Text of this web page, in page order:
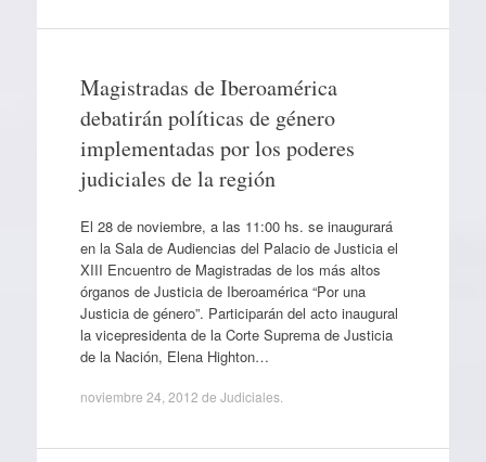
Magistradas de Iberoamérica
debatirán políticas de género
implementadas por los poderes
judiciales de la región
El 28 de noviembre, a las 11:00 hs. se inaugurará
en la Sala de Audiencias del Palacio de Justicia el
XIII Encuentro de Magistradas de los más altos
órganos de Justicia de Iberoamérica “Por una
Justicia de género”. Participarán del acto inaugural
la vicepresidenta de la Corte Suprema de Justicia
de la Nación, Elena Highton…
noviembre 24, 2012 de Judiciales.